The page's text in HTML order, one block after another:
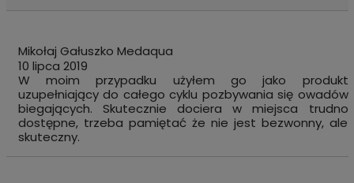
Mikołaj Gałuszko Medaqua
10 lipca 2019
W moim przypadku użyłem go jako produkt
uzupełniający do całego cyklu pozbywania się owadów
biegających. Skutecznie dociera w miejsca trudno
dostępne, trzeba pamiętać że nie jest bezwonny, ale
skuteczny.